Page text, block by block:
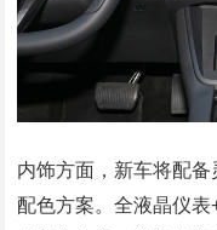
内饰方面，新车将配
配色方案。全液晶仪